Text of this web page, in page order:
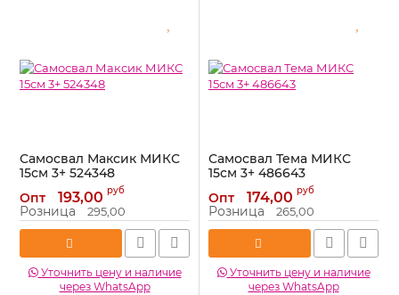
Самосвал Максик МИКС
15см 3+ 524348
Артикул: 524348
Опт 193,00 руб
Розница 295,00
Уточнить цену и наличие
через WhatsApp
Самосвал Тема МИКС
15см 3+ 486643
Артикул: 486643
Опт 174,00 руб
Розница 265,00
Уточнить цену и наличие
через WhatsApp